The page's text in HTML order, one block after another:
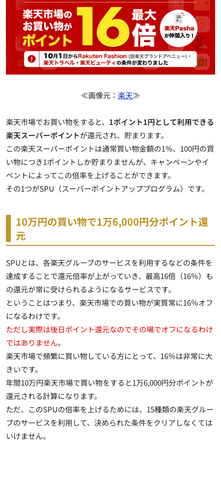
≪画像元： 楽天≫
楽天市場でお買い物をすると、 1ポイント1円として利用できる
楽天スーパーポイントが還元され、貯まります。
この楽天スーパーポイントは通常買い物金額の1％、100円の買
い物につき1ポイントしか貯まりませんが、 キャンペーンやイ
ベントによってこの倍率を上げることができます。
その1つがSPU（スーパーポイントアッププログラム）です。
10万円の買い物で1万6,000円分ポイント還
元
SPUとは、各楽天グループのサービスを利用するなどの条件を
達成することで還元倍率が上がっていき、 最高16倍（16％）も
の還元が常に受けられるようになるサービスです。
ということはつまり、楽天市場での買い物が実質常に16％オフ
になるわけです。
ただし実際は後日ポイント還元なのでその場でオフになるわけ
ではありません。
楽天市場で頻繁に買い物している方にとって、16％は非常に大
きいです。
年間10万円楽天市場で買い物をすると1万6,000円分ポイントが
還元される計算になります。
ただ、このSPUの倍率を上げるためには、 15種類の楽天グルー
プのサービスを利用して、決められた条件をクリアしなくては
いけません。